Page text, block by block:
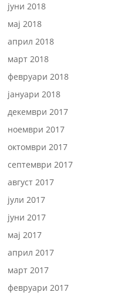
јуни 2018
мај 2018
април 2018
март 2018
февруари 2018
јануари 2018
декември 2017
ноември 2017
октомври 2017
септември 2017
август 2017
јули 2017
јуни 2017
мај 2017
април 2017
март 2017
февруари 2017